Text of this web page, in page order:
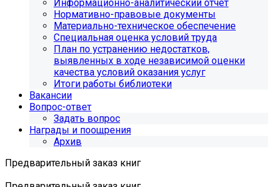
Информационно-аналитический отчет
Нормативно-правовые документы
Материально-техническое обеспечение
Специальная оценка условий труда
План по устранению недостатков,
выявленных в ходе независимой оценки
качества условий оказания услуг
Итоги работы библиотеки
Вакансии
Вопрос-ответ
Задать вопрос
Награды и поощрения
Архив
Предварительный заказ книг